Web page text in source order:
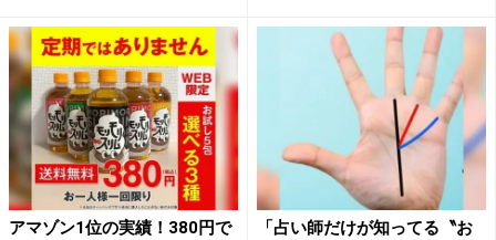
アマゾン1位の実績！380円で
「占い師だけが知ってる〝お